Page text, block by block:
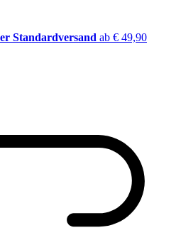
Standardversand ab € 49,90